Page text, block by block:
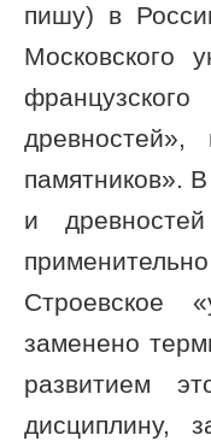
пишу) в
Московского
памятников».
и
Строевское
заменено
развитием
дисциплину,